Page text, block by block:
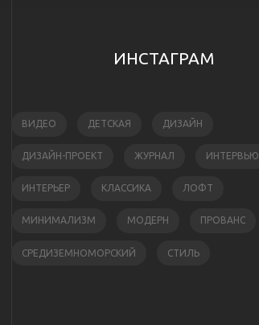
ИНСТАГРАМ
ВИДЕО ДЕТСКАЯ ДИЗАЙН
ДИЗАЙН-ПРОЕКТ ЖУРНАЛ ИНТЕРВЬЮ
ИНТЕРЬЕР КЛАССИКА ЛОФТ
МИНИМАЛИЗМ МОДЕРН ПРОВАНС
СРЕДИЗЕМНОМОРСКИЙ СТИЛЬ